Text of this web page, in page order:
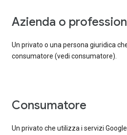
Azienda o
Un privato o una persona giuridica
consumatore (vedi consumatore).
Consumatore
Un privato che utilizza i servizi